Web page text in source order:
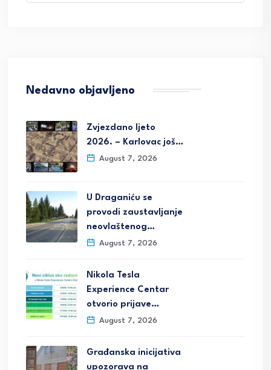
Nedavno objavljeno
Zvjezdano ljeto
2026. – Karlovac još…
August 7, 2026
U Draganiću se
provodi zaustavljanje
neovlaštenog…
August 7, 2026
Nikola Tesla
Experience Centar
otvorio prijave…
August 7, 2026
Građanska inicijativa
upozorava na